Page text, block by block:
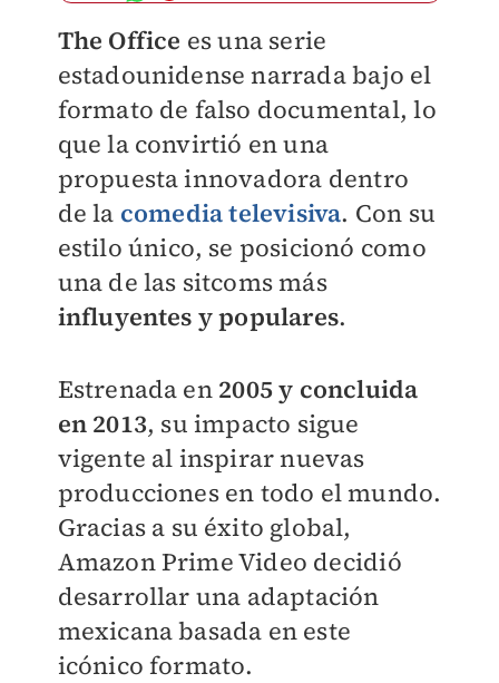
The Office es una serie
estadounidense narrada bajo el
formato de falso documental, lo
que la convirtió en una
propuesta innovadora dentro
de la comedia televisiva. Con su
estilo único, se posicionó como
una de las sitcoms más
influyentes y populares.
Estrenada en 2005 y concluida
en 2013, su impacto sigue
vigente al inspirar nuevas
producciones en todo el mundo.
Gracias a su éxito global,
Amazon Prime Video decidió
desarrollar una adaptación
mexicana basada en este
icónico formato.